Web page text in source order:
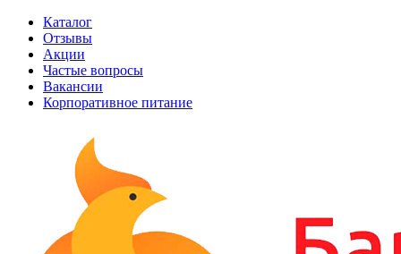
Каталог
Отзывы
Акции
Частые вопросы
Вакансии
Корпоративное питание